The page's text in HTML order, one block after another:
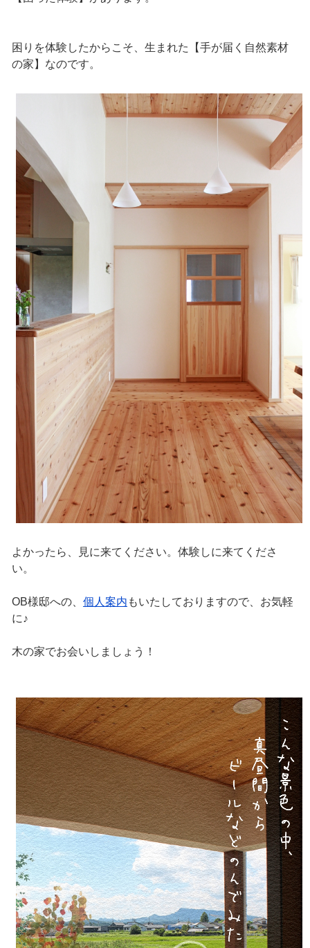
困りを体験したからこそ、生まれた【手が届く自然素材
の家】なのです。
よかったら、見に来てください。体験しに来てくださ
い。
OB様邸への、 個人案内 もいたしておりますので、お気軽
に♪
木の家でお会いしましょう！